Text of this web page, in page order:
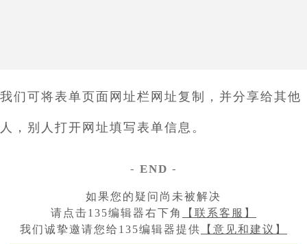
我们可将表单页面网址栏网址复制，并分享给其他
人，别人打开网址填写表单信息。
- END -
如果您的疑问尚未被解决
请点击135编辑器右下角
【联系客服】
我们诚挚邀请您给135编辑器提供 【意见和建议】